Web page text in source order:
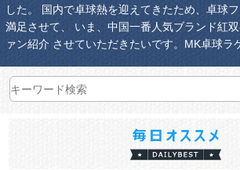
した。 国内で卓球熱を迎えてきたため、卓球
満足させて、 いま、中国一番人気ブランド紅
ァン紹介 させていただきたいです。MK卓球ラ